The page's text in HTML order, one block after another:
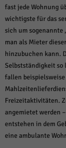
fast jede Wohnung
wichtigste für das
sich um sogenannte
man als Mieter
hinzubuchen kann.
Selbstständigkeit so
fallen
Freizeitaktivitäten.
angemietet werden
entstehen in dem
eine ambulante